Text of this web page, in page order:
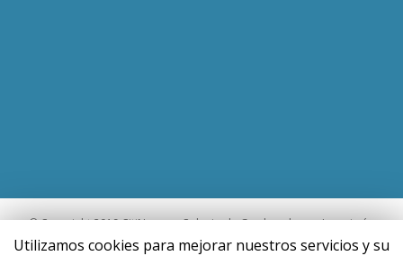
© Copyright 2019 CitiNavarra Colegio de Gradcuados en Ingeniería,
Ingenieros Técnicos Industriales de Navarra
Utilizamos cookies para mejorar nuestros servicios y su